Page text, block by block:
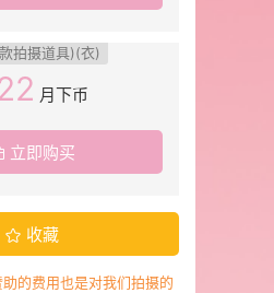
拍摄道具)(衣)
月下币
立即购买
收藏
的费用也是对我们拍摄的